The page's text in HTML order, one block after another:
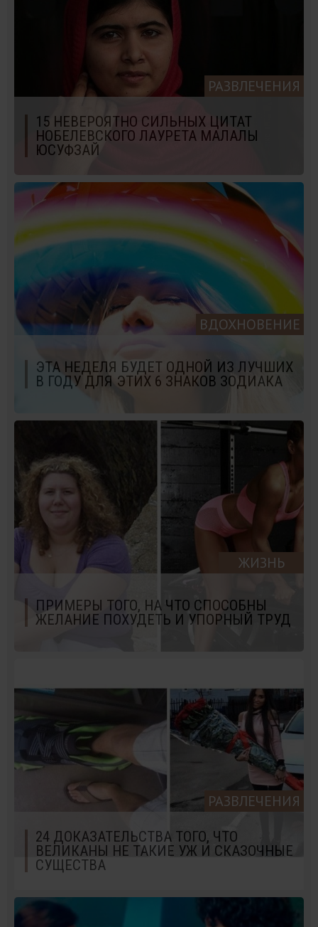
РАЗВЛЕЧЕНИЯ
15 НЕВЕРОЯТНО СИЛЬНЫХ ЦИТАТ
НОБЕЛЕВСКОГО ЛАУРЕТА МАЛАЛЫ
ЮСУФЗАЙ
ВДОХНОВЕНИЕ
ЭТА НЕДЕЛЯ БУДЕТ ОДНОЙ ИЗ ЛУЧШИХ
В ГОДУ ДЛЯ ЭТИХ 6 ЗНАКОВ ЗОДИАКА
ЖИЗНЬ
ПРИМЕРЫ ТОГО, НА ЧТО СПОСОБНЫ
ЖЕЛАНИЕ ПОХУДЕТЬ И УПОРНЫЙ ТРУД
РАЗВЛЕЧЕНИЯ
24 ДОКАЗАТЕЛЬСТВА ТОГО, ЧТО
ВЕЛИКАНЫ НЕ ТАКИЕ УЖ И СКАЗОЧНЫЕ
СУЩЕСТВА